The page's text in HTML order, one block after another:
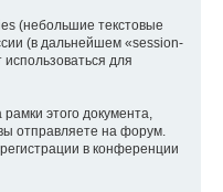
(небольшие текстовые
(в дальнейшем «session-
для
этого документа,
отправляете на форум.
в конференции